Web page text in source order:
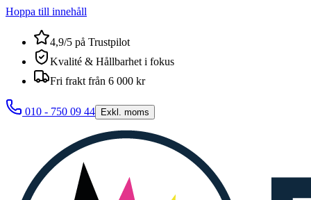
Hoppa till innehåll
4,9/5 på Trustpilot
Kvalité & Hållbarhet i fokus
Fri frakt från 6 000 kr
010 - 750 09 44 Exkl. moms